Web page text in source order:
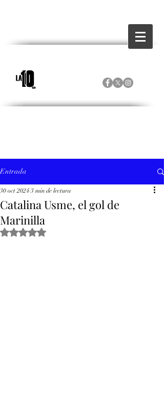
Entrada
Catalina Usme, el gol de
Marinilla
30 oct 2024 3 min de lectura
Obtuvo NaN de 5 estrellas.